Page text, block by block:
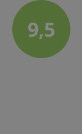
9,5